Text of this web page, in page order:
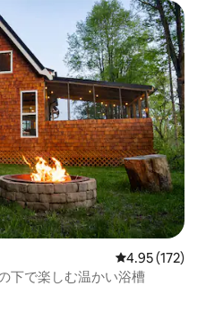
レビュー172
4.95 (172)
下で楽しむ温かい浴槽